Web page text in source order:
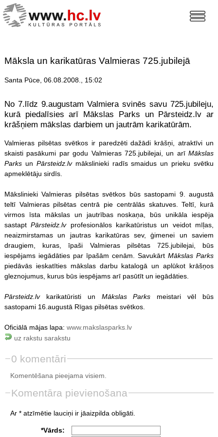
Māksla un karikatūras Valmieras 725.jubilejā
Santa Pūce, 06.08.2008., 15:02
No 7.līdz 9.augustam Valmiera svinēs savu 725.jubileju,
kurā piedalīsies arī Mākslas Parks un Pārsteidz.lv ar
krāšņiem mākslas darbiem un jautrām karikatūrām.
Valmieras pilsētas svētkos ir paredzēti dažādi krāšņi, atraktīvi un
skaisti pasākumi par godu Valmieras 725.jubilejai, un arīMākslas
Parksun Pārsteidz.lv mākslinieki radīs smaidus un prieku svētku
apmeklētāju sirdīs.
Mākslinieki Valmieras pilsētas svētkos būs sastopami 9. augustā
teltī Valmieras pilsētas centrā pie centrālās skatuves. Teltī, kurā
virmos īsta mākslas un jautrības noskaņa, būs unikāla iespēja
sastaptPārsteidz.lvprofesionālos karikatūristus un veidot mīļas,
neaizmirstamas un jautras karikatūras sev, ģimenei un saviem
draugiem, kuras, īpaši Valmieras pilsētas 725.jubilejai, būs
iespējams iegādāties par īpašām cenām. SavukārtMākslas Parks
piedāvās ieskatīties mākslas darbu katalogā un aplūkot krāšņos
gleznojumus, kurus būs iespējams arī pasūtīt un iegādāties.
Pārsteidz.lvkarikatūristi un Mākslas Parks meistari vēl būs
sastopami 16.augustā Rīgas pilsētas svētkos.
Oficiālā mājas lapa: www.makslasparks.lv
uz rakstu sarakstu
0 komentāri
Komentēšana pieejama visiem.
Komentāra pievienošana
Ar * atzīmētie lauciņi ir jāaizpilda obligāti.
*Vārds: